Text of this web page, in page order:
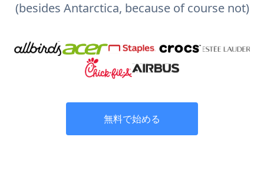
(besides Antarctica, because of course not)
無料で始める